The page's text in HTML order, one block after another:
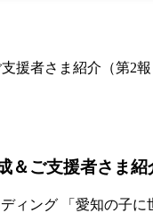
ご支援者さま紹
ィング 「愛知の子